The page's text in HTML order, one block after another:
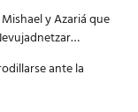
y Azariá que
ante la